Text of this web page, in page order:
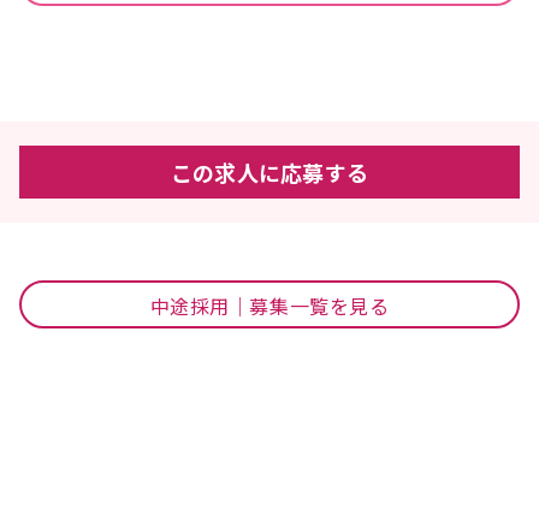
この求人に応募する
中途採用｜募集一覧を見る